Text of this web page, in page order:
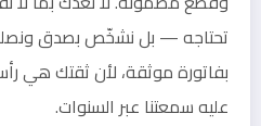
تحتاجه — بل نشخّص بصدق
بفاتورة موثقة، لأن ثقتك هي
عليه سمعتنا عبر السنوات.